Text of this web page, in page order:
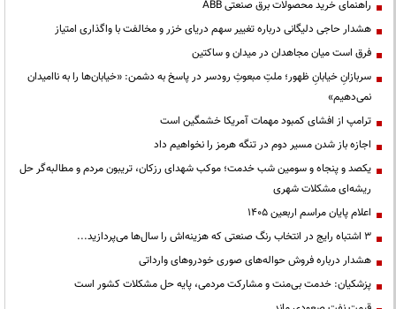
راهنمای خرید محصولات برق صنعتی ABB
هشدار حاجی دلیگانی درباره تغییر سهم دریای خزر و مخالفت با واگذاری امتیاز
فرق است میان مجاهدان در میدان و ساکتین
سربازانِ خیابانِ ظهور؛ ملتِ مبعوثِ رودسر در پاسخ به دشمن: «خیابان‌ها را به ناامیدان
نمی‌دهیم»
ترامپ از افشای کمبود مهمات آمریکا خشمگین است
اجازه باز شدن مسیر دوم در تنگه هرمز را نخواهیم داد
یکصد و پنجاه و سومین شب خدمت؛ موکب شهدای رزکان، تریبون مردم و مطالبه‌گر حل
ریشه‌ای مشکلات شهری
اعلام پایان مراسم اربعین ۱۴۰۵
3 اشتباه رایج در انتخاب رنگ صنعتی که هزینه‌اش را سال‌ها می‌پردازید...
هشدار درباره فروش حواله‌های صوری خودروهای وارداتی
پزشکیان: خدمت بی‌منت و مشارکت مردمی، پایه حل مشکلات کشور است